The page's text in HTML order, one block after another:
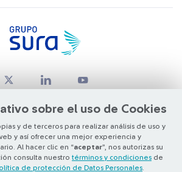
sobre el uso de Cookies
y de terceros para realizar análisis de uso y
y así ofrecer una mejor experiencia y
Al hacer clic en “aceptar”, nos autorizas su
consulta nuestro términos y condiciones de
de protección de Datos Personales
Grupo SURA 2026